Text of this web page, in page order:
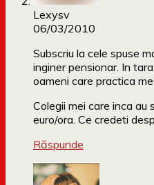
Lexysv
06/03/2010
Subscriu la cele spuse
inginer pensionar. In
oameni care practica
Colegii mei care inca au
euro/ora. Ce credeti
Răspunde